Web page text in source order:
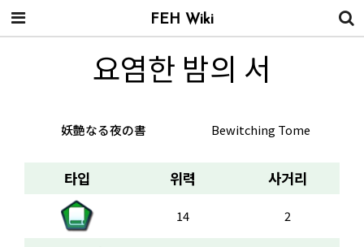
요염한 밤의 서
妖艶なる夜の書 Bewitching Tome
타입 위력 사거리
14 2
FEH Wiki